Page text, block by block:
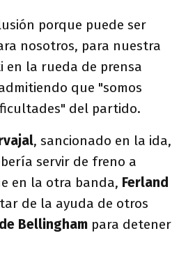
porque puede ser
nosotros, para nuestra
en la rueda de prensa
que "somos
del partido.
, sancionado en la ida,
servir de freno a
en la otra banda, Ferland
de la ayuda de otros
Bellingham para detener